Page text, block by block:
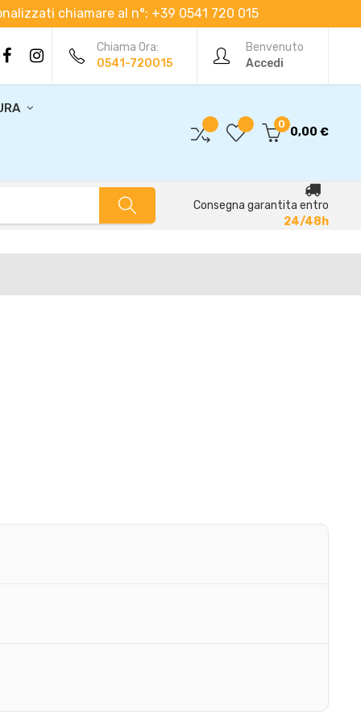
chiamare al n°: +39 0541 720 015
Benvenuto
Accedi
Chiama Ora:
0541-720015
0
0,00 €
Consegna garantita entro
24/48h